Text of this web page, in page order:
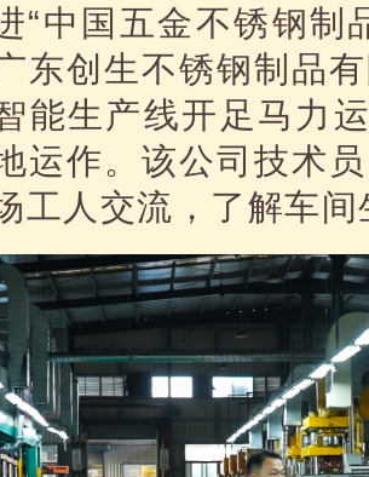
“中国五金不锈钢制
东创生不锈钢制品
能生产线开足马力
运作。该公司技术
工人交流，了解车